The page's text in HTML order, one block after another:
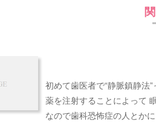
初めて歯医者で“静脈鎮静法
薬を注射することによって